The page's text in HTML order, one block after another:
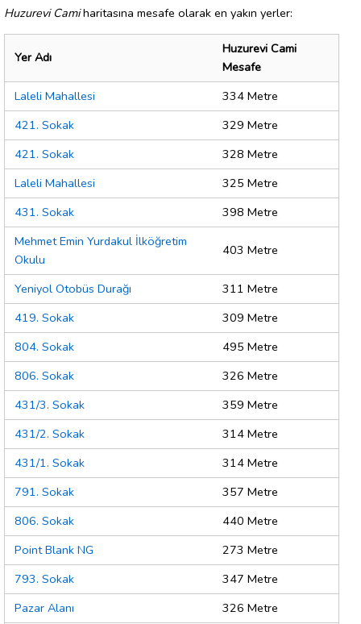
Huzurevi Camiharitasına mesafe olarak en yakın yerler:
Yer Adı
Huzurevi Cami
Mesafe
Laleli Mahallesi
334 Metre
421. Sokak
329 Metre
421. Sokak
328 Metre
Laleli Mahallesi
325 Metre
431. Sokak
398 Metre
Mehmet Emin Yurdakul İlköğretim
Okulu
403 Metre
Yeniyol Otobüs Durağı
311 Metre
419. Sokak
309 Metre
804. Sokak
495 Metre
806. Sokak
326 Metre
431/3. Sokak
359 Metre
431/2. Sokak
314 Metre
431/1. Sokak
314 Metre
791. Sokak
357 Metre
806. Sokak
440 Metre
Point Blank NG
273 Metre
793. Sokak
347 Metre
Pazar Alanı
326 Metre